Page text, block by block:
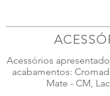
Acessórios
acabamentos:
Mate - CM,